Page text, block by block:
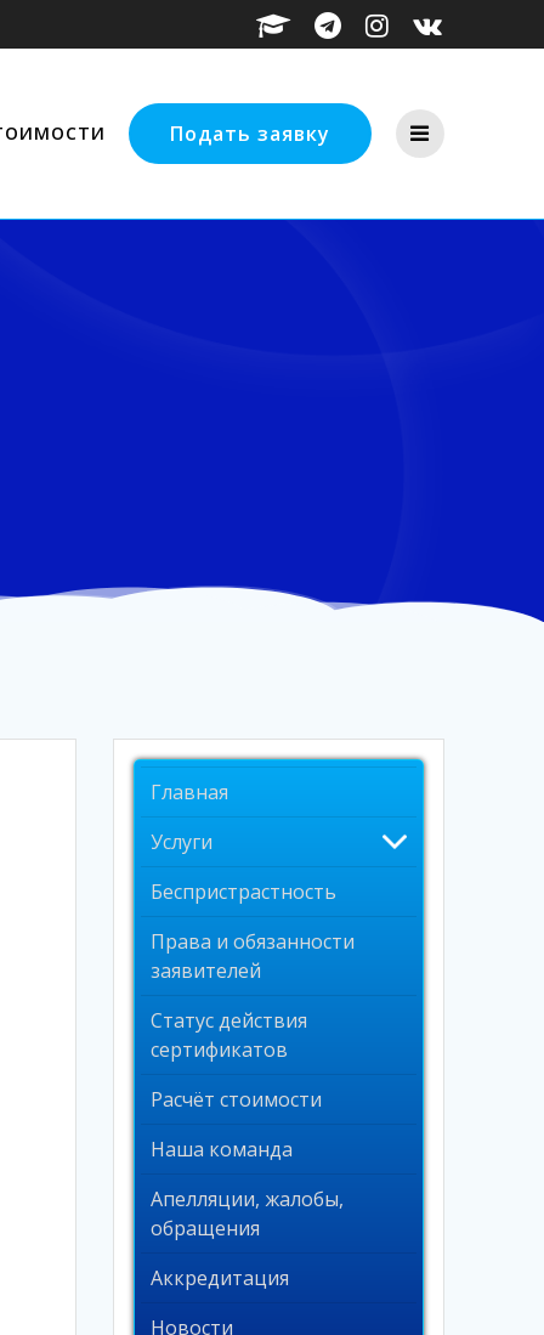
Подать заявку
Главная
Услуги
Беспристрастность
Права и обязанности
заявителей
Статус действия
сертификатов
Расчёт стоимости
Наша команда
Апелляции, жалобы,
обращения
Аккредитация
Новости